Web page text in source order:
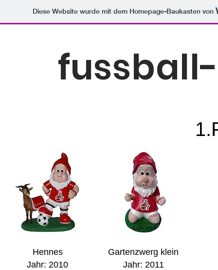
Diese Website wurde mit dem Homepage-Baukasten von
Hennes
Jahr: 2010
Gartenzwerg klein
Jahr: 2011